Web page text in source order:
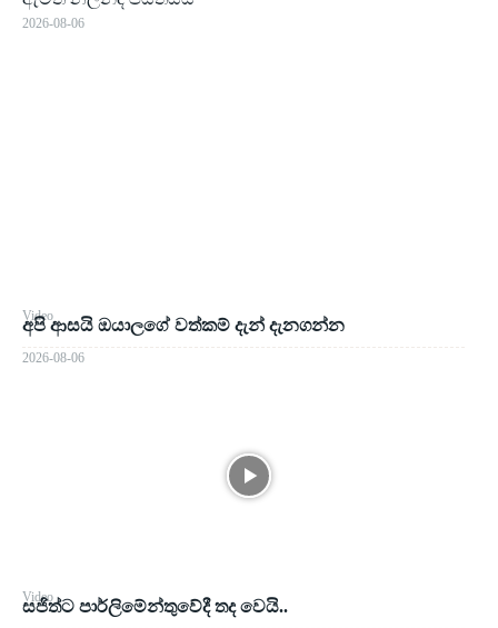
Video
අපි ආසයි ඔයාලගේ වත්කම් දැන් දැනගන්න
2026-08-06
Video
සජිත්ට පාර්ලිමේන්තුවේදී තද වෙයි..
2026-08-06